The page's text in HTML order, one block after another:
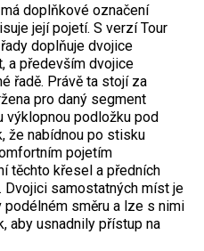
doplňkové označení
její pojetí. S verzí Tour
doplňuje dvojice
a především dvojice
řadě. Právě ta stojí za
pro daný segment
výklopnou podložku pod
že nabídnou po stisku
pojetím
těchto křesel a předních
Dvojici samostatných míst je
směru a lze s nimi
aby usnadnily přístup na